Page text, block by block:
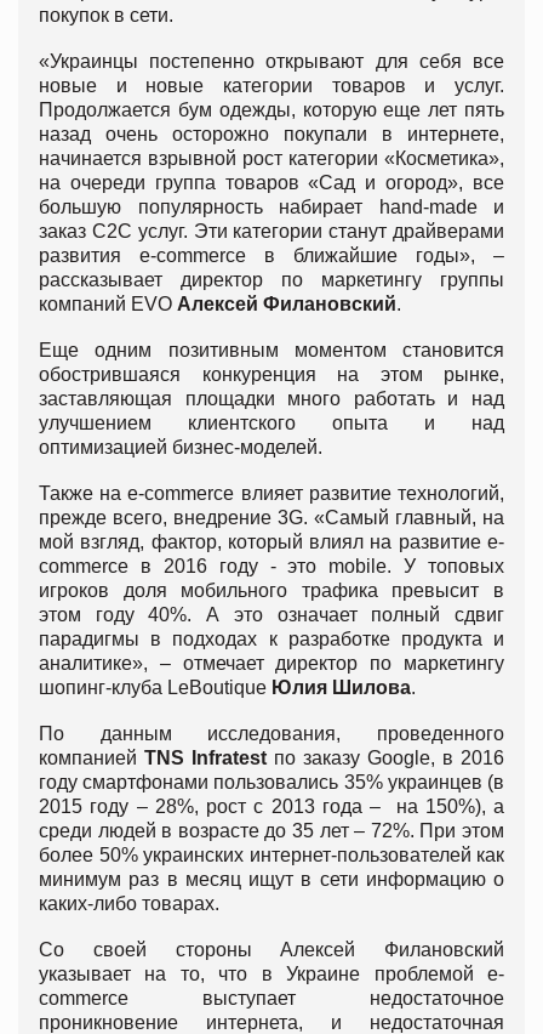
покупок в сети.
«Украинцы постепенно открывают для себя все
новые и новые категории товаров и услуг.
Продолжается бум одежды, которую еще лет пять
назад очень осторожно покупали в интернете,
начинается взрывной рост категории «Косметика»,
на очереди группа товаров «Сад и огород», все
большую популярность набирает hand-made и
заказ С2С услуг. Эти категории станут драйверами
развития e-commerce в ближайшие годы», –
рассказывает директор по маркетингу группы
компаний EVO Алексей Филановский.
Еще одним позитивным моментом становится
обострившаяся конкуренция на этом рынке,
заставляющая площадки много работать и над
улучшением клиентского опыта и над
оптимизацией бизнес-моделей.
Также на e-commerce влияет развитие технологий,
прежде всего, внедрение 3G. «Самый главный, на
мой взгляд, фактор, который влиял на развитие е-
commerce в 2016 году - это mobile. У топовых
игроков доля мобильного трафика превысит в
этом году 40%. А это означает полный сдвиг
парадигмы в подходах к разработке продукта и
аналитике», – отмечает директор по маркетингу
шопинг-клуба LeBoutique Юлия Шилова.
По данным исследования, проведенного
компанией TNS Infratest по заказу Google, в 2016
году смартфонами пользовались 35% украинцев (в
2015 году – 28%, рост с 2013 года – на 150%), а
среди людей в возрасте до 35 лет – 72%. При этом
более 50% украинских интернет-пользователей как
минимум раз в месяц ищут в сети информацию о
каких-либо товарах.
Со своей стороны Алексей Филановский
указывает на то, что в Украине проблемой е-
commerce выступает недостаточное
проникновение интернета, и недостаточная